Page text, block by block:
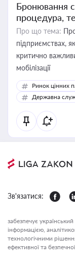
Бронювання
процедура,
Про що тема:
підприємствах,
критично
мобілізації
Ринок цінних
Державна
Зв'язатися:
забезпечує український
інформацією,
технологічними
ефективної та